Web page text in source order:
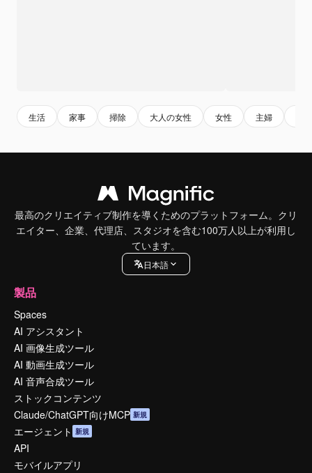
生活 家事 掃除 大人の女性 女性 主婦
最高のクリエイティブ制作を導くためのプラットフォーム。クリ
エイター、企業、代理店、スタジオを含む100万人以上が利用し
ています。
日本語
製品
Spaces
AI アシスタント
AI 画像生成ツール
AI 動画生成ツール
AI 音声合成ツール
ストックコンテンツ
Claude/ChatGPT向けMCP 新規
エージェント 新規
API
モバイルアプリ